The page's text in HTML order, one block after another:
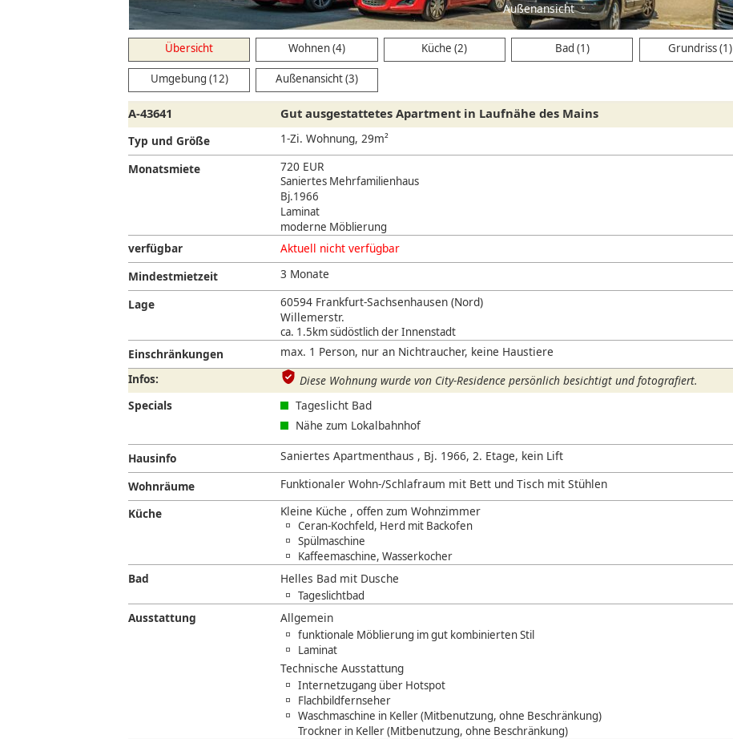
Außenansicht
Übersicht Wohnen (4) Küche (2) Bad (1) Grundriss (1)
Umgebung (12) Außenansicht (3)
A-43641 Gut ausgestattetes Apartment in Laufnähe des Mains
Typ und Größe
1-Zi. Wohnung, 29m²
Monatsmiete
720 EUR
Saniertes Mehrfamilienhaus
Bj.1966
Laminat
moderne Möblierung
verfügbar
Aktuell nicht verfügbar
Mindestmietzeit
3 Monate
Lage
60594 Frankfurt-Sachsenhausen (Nord)
Willemerstr.
ca. 1.5km südöstlich der Innenstadt
Einschränkungen
max. 1 Person, nur an Nichtraucher, keine Haustiere
Infos:
Diese Wohnung wurde von City-Residence persönlich besichtigt und fotografiert.
Specials
Tageslicht Bad
Nähe zum Lokalbahnhof
Hausinfo
Saniertes Apartmenthaus , Bj. 1966, 2. Etage, kein Lift
Wohnräume
Funktionaler Wohn-/Schlafraum mit Bett und Tisch mit Stühlen
Küche
Kleine Küche , offen zum Wohnzimmer
Ceran-Kochfeld, Herd mit Backofen
Spülmaschine
Kaffeemaschine, Wasserkocher
Bad Helles Bad mit Dusche
Tageslichtbad
Ausstattung Allgemein
funktionale Möblierung im gut kombinierten Stil
Laminat
Technische Ausstattung
Internetzugang über Hotspot
Flachbildfernseher
Waschmaschine in Keller (Mitbenutzung, ohne Beschränkung)
Trockner in Keller (Mitbenutzung, ohne Beschränkung)